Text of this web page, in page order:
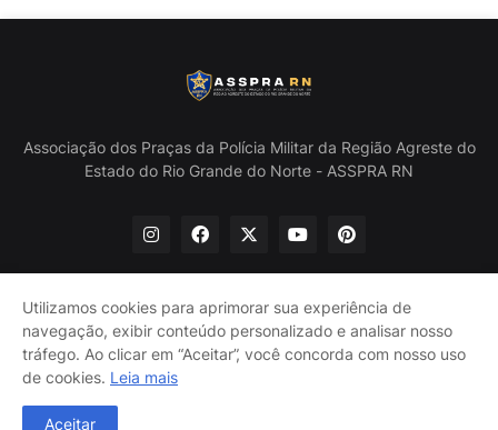
Associação dos Praças da Polícia Militar da Região Agreste do
Estado do Rio Grande do Norte - ASSPRA RN
@ASSPRA RN Todos os direitos reservados. Design por
Início Quem Somos
Política de Privacidade
Contate-nos
Utilizamos cookies para aprimorar sua experiência de
navegação, exibir conteúdo personalizado e analisar nosso
tráfego. Ao clicar em “Aceitar”, você concorda com nosso uso
de cookies. Leia mais
Aceitar